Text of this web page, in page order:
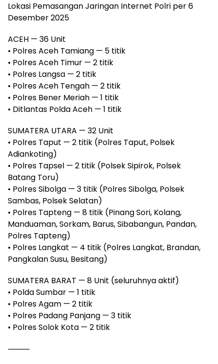
Lokasi Pemasangan Jaringan Internet Polri per 6
Desember 2025
ACEH — 36 Unit
• Polres Aceh Tamiang — 5 titik
• Polres Aceh Timur — 2 titik
• Polres Langsa — 2 titik
• Polres Aceh Tengah — 2 titik
• Polres Bener Meriah — 1 titik
• Ditlantas Polda Aceh — 1 titik
SUMATERA UTARA — 32 Unit
• Polres Taput — 2 titik (Polres Taput, Polsek
Adiankoting)
• Polres Tapsel — 2 titik (Polsek Sipirok, Polsek
Batang Toru)
• Polres Sibolga — 3 titik (Polres Sibolga, Polsek
Sambas, Polsek Selatan)
• Polres Tapteng — 8 titik (Pinang Sori, Kolang,
Manduaman, Sorkam, Barus, Sibabangun, Pandan,
Polres Tapteng)
• Polres Langkat — 4 titik (Polres Langkat, Brandan,
Pangkalan Susu, Besitang)
SUMATERA BARAT — 8 Unit (seluruhnya aktif)
• Polda Sumbar — 1 titik
• Polres Agam — 2 titik
• Polres Padang Panjang — 3 titik
• Polres Solok Kota — 2 titik
⸻